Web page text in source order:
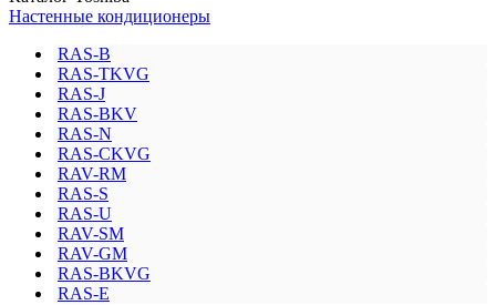
Настенные кондиционеры
RAS-B
RAS-TKVG
RAS-J
RAS-BKV
RAS-N
RAS-CKVG
RAV-RM
RAS-S
RAS-U
RAV-SM
RAV-GM
RAS-BKVG
RAS-E